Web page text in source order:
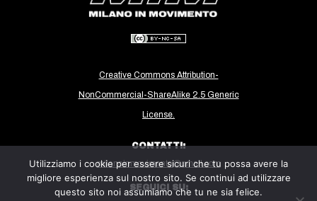
Creative Commons Attribution-
NonCommercial-ShareAlike 2.5 Generic
License.
CONTATTI:
milanoinmovimento@gmail.com
SEGUICI SU:
Utilizziamo i cookie per essere sicuri che tu possa avere la
migliore esperienza sul nostro sito. Se continui ad utilizzare
questo sito noi assumiamo che tu ne sia felice.